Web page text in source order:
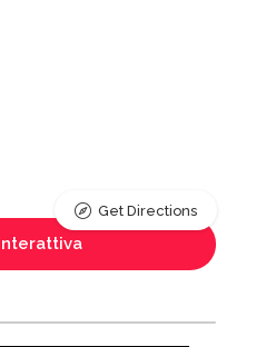
Get Directions